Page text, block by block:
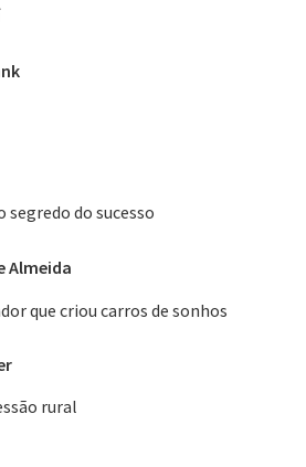
segredo do sucesso
Almeida
que criou carros de sonhos
rural